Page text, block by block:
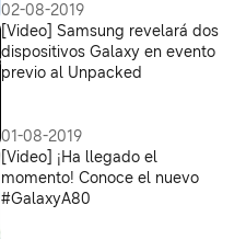
02-08-2019
[Video] Samsung revelará dos
dispositivos Galaxy en evento
previo al Unpacked
01-08-2019
[Video] ¡Ha llegado el
momento! Conoce el nuevo
#GalaxyA80